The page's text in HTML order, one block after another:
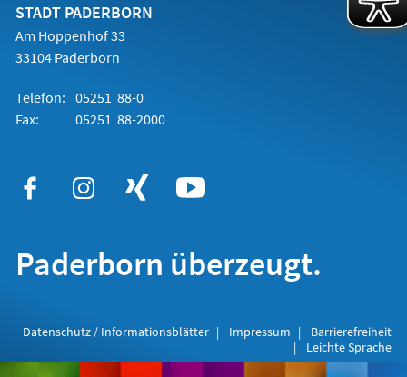
STADT PADERBORN
Am Hoppenhof 33
33104 Paderborn
Telefon: 05251 88-0
Fax:
05251 88-2000
Paderborn überzeugt.
Datenschutz / Informationsblätter Impressum
Barrierefreiheit
Leichte Sprache